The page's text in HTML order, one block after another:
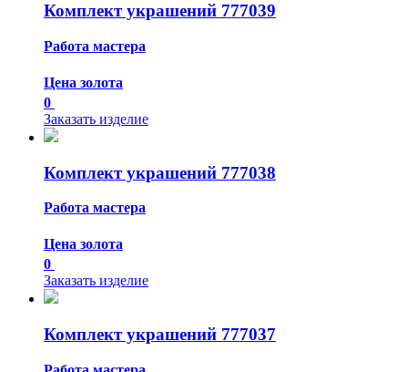
Комплект украшений 777039
Работа мастера
Цена золота
0
Заказать изделие
Комплект украшений 777038
Работа мастера
Цена золота
0
Заказать изделие
Комплект украшений 777037